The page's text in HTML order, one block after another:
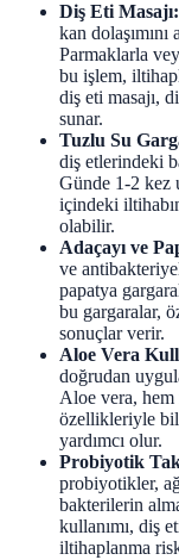
Diş Eti Masajı:
kan
Parmaklarla
bu işlem,
diş eti masajı,
sunar.
Tuzlu Su
diş etlerindeki
Günde 1-2 kez
içindeki
olabilir.
Adaçayı ve
ve
papatya
bu gargaralar,
sonuçlar verir.
Aloe Vera
doğrudan
Aloe vera, hem
özellikleriyle
yardımcı olur.
Probiyotik
probiyotikler,
bakterilerin
kullanımı, diş
iltihaplanma